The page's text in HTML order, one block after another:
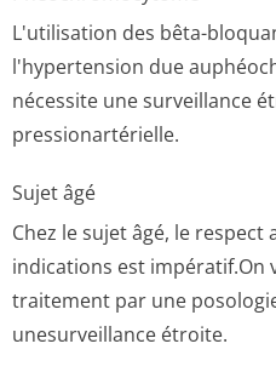
L'utilisation des bêta-
l'hypertension due
nécessite une surveillance
pressionartérielle.
Sujet âgé
Chez le sujet âgé, le
indications est impératif.On
traitement par une
unesurveillance étroite.